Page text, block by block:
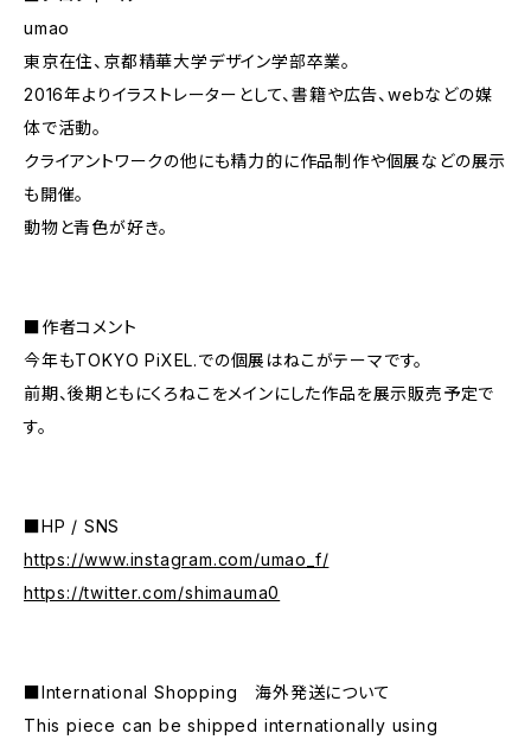
umao
東京在住、京都精華大学デザイン学部卒業。
2016年よりイラストレーターとして、書籍や広告、webなどの媒
体で活動。
クライアントワークの他にも精力的に作品制作や個展などの展示
も開催。
動物と青色が好き。
■作者コメント
今年もTOKYO PiXEL.での個展はねこがテーマです。
前期、後期ともにくろねこをメインにした作品を展示販売予定で
す。
■HP / SNS
https://www.instagram.com/umao_f/
https://twitter.com/shimauma0
■International Shopping 海外発送について
This piece can be shipped internationally using